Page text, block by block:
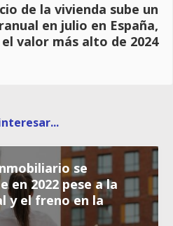
de la vivienda sube un
en julio en España,
el valor más alto de 2024
se
en 2022 pese a la
y el freno en la